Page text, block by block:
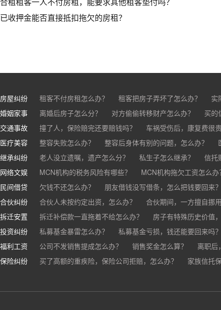
已收押金能否直接抵扣拖欠的房租？
房屋纠纷 租客不付房租怎么办？ 租客把房子弄坏了怎么办？
实
房东不退押金怎么办？
买房的定金能退吗？ 买的房子
婚姻家事 离婚后房子怎么分？ 对方偷偷转移财产怎么办？
买的
离婚了公司股权怎么处理？
离婚后财产怎么分？
交通事故 撞了人，保险赔完还要赔钱吗？
车祸受伤后，康复费很
交通事故中，医保和对方赔偿能同时拿吗？
车祸导致人
医疗美容 整容失败怎么办？ 整容后身体有别的问题，怎么办？
医美机构宣传的与实际结果不符怎么办？
医疗事故怎么
医疗器械出问题，怎么办？
继承纠纷 老人没立遗嘱，遗产怎么分？ 私生子怎么继承？
信托
基金怎么继承？
股票怎么继承？
网络文娱 MCN机构的税务风险有哪些？
MCN机构拖欠工资怎么办
抖音账号归谁？
民间借贷 欠钱不还怎么办？
朋友借钱没写借条，怎么把钱要回来
帮人担保借款，对方不还，我要承担全部责任吗？
合伙纠纷 合伙人未按约定出资，怎么办？
合伙期间，一方擅自挪
和合伙人有矛盾，怎么办？
拆迁安置 拆迁补偿款一直拖着不给怎么办？
房子有特殊历史价值
投资纠纷
私募基金暴雷怎么办？
私募基金亏损，钱还能要回来吗
福利工资
公司不发销售提成怎么办？ 销售奖金怎么算？
离职后
销售目标未完成，公司有权不发提成和奖金吗？
公司变
保险纠纷 买了高额的重疾险，保险公司拒赔，怎么办？
家族信托